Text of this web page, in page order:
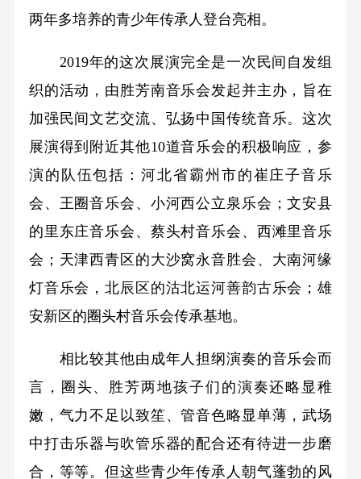
两年多培养的青少年传承人登台亮相。
2019年的这次展演完全是一次民间自发组
织的活动，由胜芳南音乐会发起并主办，旨在
加强民间文艺交流、弘扬中国传统音乐。这次
展演得到附近其他10道音乐会的积极响应，参
演的队伍包括：河北省霸州市的崔庄子音乐
会、王圈音乐会、小河西公立泉乐会；文安县
的里东庄音乐会、蔡头村音乐会、西滩里音乐
会；天津西青区的大沙窝永音胜会、大南河缘
灯音乐会，北辰区的沽北运河善韵古乐会；雄
安新区的圈头村音乐会传承基地。
相比较其他由成年人担纲演奏的音乐会而
言，圈头、胜芳两地孩子们的演奏还略显稚
嫩，气力不足以致笙、管音色略显单薄，武场
中打击乐器与吹管乐器的配合还有待进一步磨
合，等等。但这些青少年传承人朝气蓬勃的风